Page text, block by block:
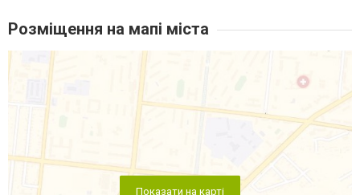
Розміщення на мапі міста
Показати на карті